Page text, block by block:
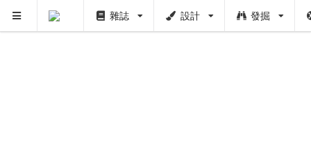
雜誌 設計 發掘